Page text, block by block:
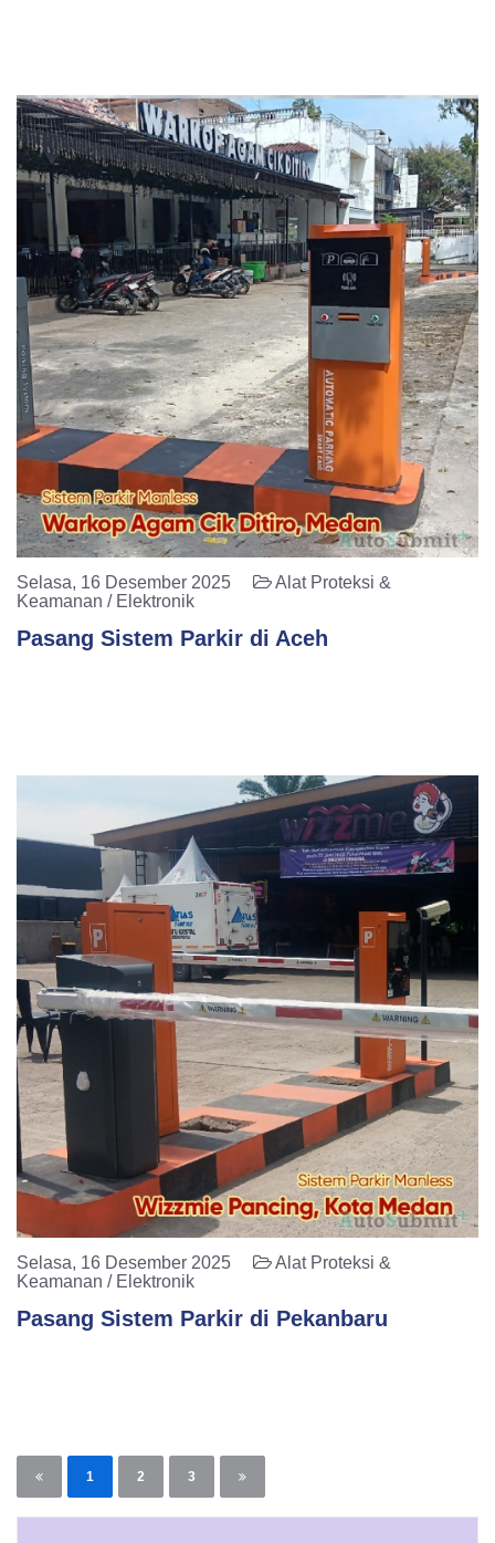
Selasa, 16 Desember 2025
Alat Proteksi &
Keamanan / Elektronik
Pasang Sistem Parkir di Aceh
Selasa, 16 Desember 2025
Alat Proteksi &
Keamanan / Elektronik
Pasang Sistem Parkir di Pekanbaru
1 2 3